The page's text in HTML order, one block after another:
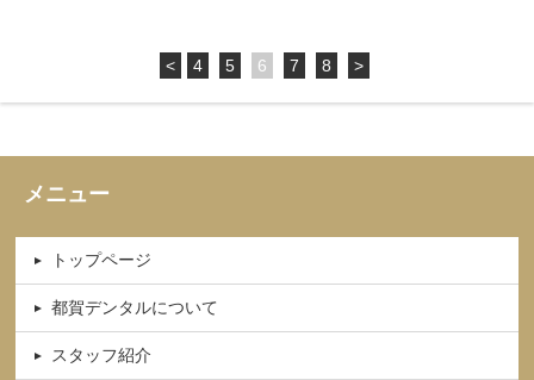
< 4 5 6 7 8 >
メニュー
トップページ
都賀デンタルについて
スタッフ紹介